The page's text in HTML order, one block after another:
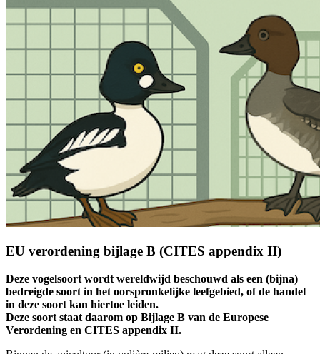
EU verordening bijlage B (CITES appendix II)
Deze vogelsoort wordt wereldwijd beschouwd als een (bijna)
bedreigde soort in het oorspronkelijke leefgebied, of de handel
in deze soort kan hiertoe leiden.
Deze soort staat daarom op Bijlage B van de Europese
Verordening en CITES appendix II.